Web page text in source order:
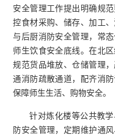
安全管理工作提出明确规
控食材采购、储存、加工
与后厨消防安全管理，常
师生饮食安全底线。在北
规范货品堆放、仓储管理
通消防疏散通道，配齐消
保障师生生活、购物安全。
针对炼化楼等公共教
防安全管理，定期维护通